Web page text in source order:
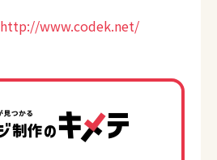
http://www.codek.net/